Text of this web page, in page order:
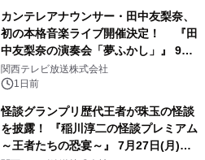
カンテレアナウンサー・田中友梨奈、
初の本格音楽ライブ開催決定！ 『田
中友梨奈の演奏会「夢ふかし」』 9月
13日(日)に梅田Lateralにて開催
関西テレビ放送株式会社
1日前
怪談グランプリ歴代王者が珠玉の怪談
を披露！ 『稲川淳二の怪談プレミアム
～王者たちの恐宴～』 7月27日(月)ひ